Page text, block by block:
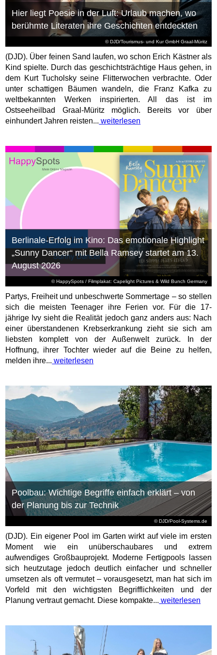
© DJD/Tourismus- und Kur GmbH Graal-Müritz
Hier liegt Poesie in der Luft: Urlaub machen, wo
berühmte Literaten ihre Geschichten entdeckten
(DJD). Über feinen Sand laufen, wo schon Erich Kästner als
Kind spielte. Durch das geschichtsträchtige Haus gehen, in
dem Kurt Tucholsky seine Flitterwochen verbrachte. Oder
unter schattigen Bäumen wandeln, die Franz Kafka zu
weltbekannten Werken inspirierten. All das ist im
Ostseeheilbad Graal-Müritz möglich. Bereits vor über
einhundert Jahren reisten... weiterlesen
© HappySpots / Filmplakat: Capelight Pictures & Wild Bunch Germany
Berlinale-Erfolg im Kino: Das emotionale Highlight
„Sunny Dancer“ mit Bella Ramsey startet am 13.
August 2026
Partys, Freiheit und unbeschwerte Sommertage – so stellen
sich die meisten Teenager ihre Ferien vor. Für die 17-
jährige Ivy sieht die Realität jedoch ganz anders aus: Nach
einer überstandenen Krebserkrankung zieht sie sich am
liebsten komplett von der Außenwelt zurück. In der
Hoffnung, ihrer Tochter wieder auf die Beine zu helfen,
melden ihre... weiterlesen
© DJD/Pool-Systems.de
Poolbau: Wichtige Begriffe einfach erklärt – von
der Planung bis zur Technik
(DJD). Ein eigener Pool im Garten wirkt auf viele im ersten
Moment wie ein unüberschaubares und extrem
aufwendiges Großbauprojekt. Moderne Fertigpools lassen
sich heutzutage jedoch deutlich einfacher und schneller
umsetzen als oft vermutet – vorausgesetzt, man hat sich im
Vorfeld mit den wichtigsten Begrifflichkeiten und der
Planung vertraut gemacht. Diese kompakte... weiterlesen